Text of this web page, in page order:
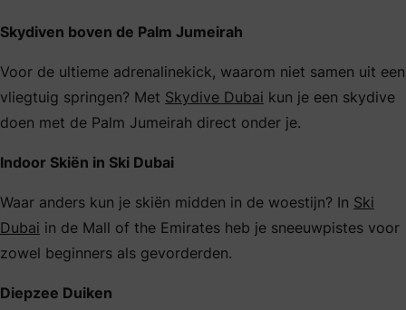
Skydiven boven de Palm Jumeirah
Voor de ultieme adrenalinekick, waarom niet samen uit een
vliegtuig springen? Met Skydive Dubai kun je een skydive
doen met de Palm Jumeirah direct onder je.
Indoor Skiën in Ski Dubai
Waar anders kun je skiën midden in de woestijn? In Ski
Dubai in de Mall of the Emirates heb je sneeuwpistes voor
zowel beginners als gevorderden.
Diepzee Duiken